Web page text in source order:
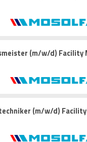
(m/w/d) Facility
(m/w/d)